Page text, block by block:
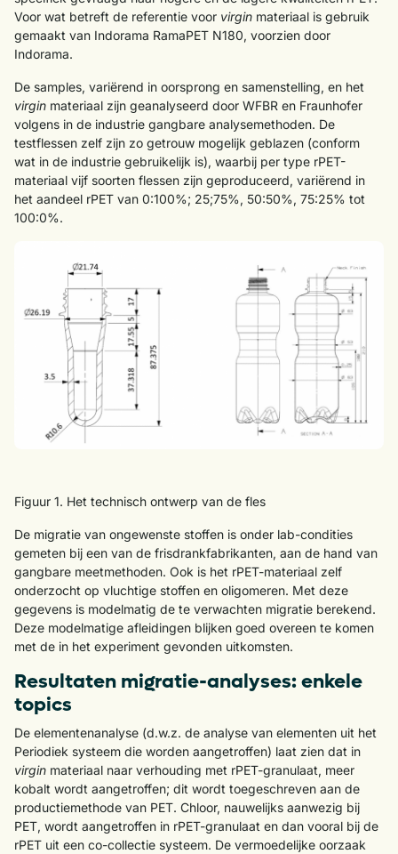
Voor wat betreft de referentie voor virgin materiaal is gebruik
gemaakt van Indorama RamaPET N180, voorzien door
Indorama.
De samples, variërend in oorsprong en samenstelling, en het
virgin materiaal zijn geanalyseerd door WFBR en Fraunhofer
volgens in de industrie gangbare analysemethoden. De
testflessen zelf zijn zo getrouw mogelijk geblazen (conform
wat in de industrie gebruikelijk is), waarbij per type rPET-
materiaal vijf soorten flessen zijn geproduceerd, variërend in
het aandeel rPET van 0:100%; 25;75%, 50:50%, 75:25% tot
100:0%.
Figuur 1. Het technisch ontwerp van de fles
De migratie van ongewenste stoffen is onder lab-condities
gemeten bij een van de frisdrankfabrikanten, aan de hand van
gangbare meetmethoden. Ook is het rPET-materiaal zelf
onderzocht op vluchtige stoffen en oligomeren. Met deze
gegevens is modelmatig de te verwachten migratie berekend.
Deze modelmatige afleidingen blijken goed overeen te komen
met de in het experiment gevonden uitkomsten.
Resultaten migratie-analyses: enkele
topics
De elementenanalyse (d.w.z. de analyse van elementen uit het
Periodiek systeem die worden aangetroffen) laat zien dat in
virgin materiaal naar verhouding met rPET-granulaat, meer
kobalt wordt aangetroffen; dit wordt toegeschreven aan de
productiemethode van PET. Chloor, nauwelijks aanwezig bij
PET, wordt aangetroffen in rPET-granulaat en dan vooral bij de
rPET uit een co-collectie systeem. De vermoedelijke oorzaak